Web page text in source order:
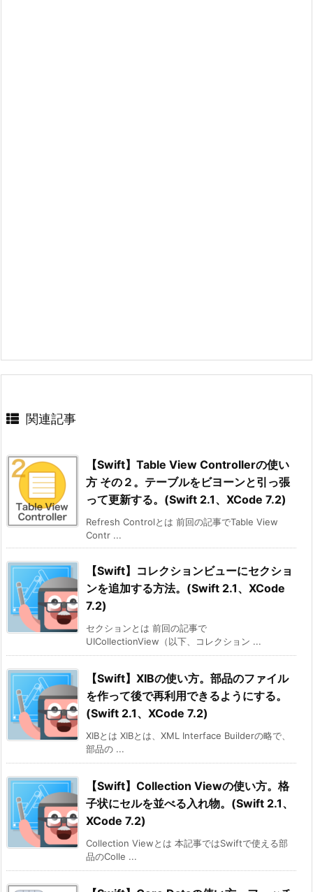
関連記事
【Swift】Table View Controllerの使い
方 その２。テーブルをビヨーンと引っ張
って更新する。(Swift 2.1、XCode 7.2)
Refresh Controlとは 前回の記事でTable View
Contr ...
【Swift】コレクションビューにセクショ
ンを追加する方法。(Swift 2.1、XCode
7.2)
セクションとは 前回の記事で
UICollectionView（以下、コレクション ...
【Swift】XIBの使い方。部品のファイル
を作って後で再利用できるようにする。
(Swift 2.1、XCode 7.2)
XIBとは XIBとは、XML Interface Builderの略で、
部品の ...
【Swift】Collection Viewの使い方。格
子状にセルを並べる入れ物。(Swift 2.1、
XCode 7.2)
Collection Viewとは 本記事ではSwiftで使える部
品のColle ...